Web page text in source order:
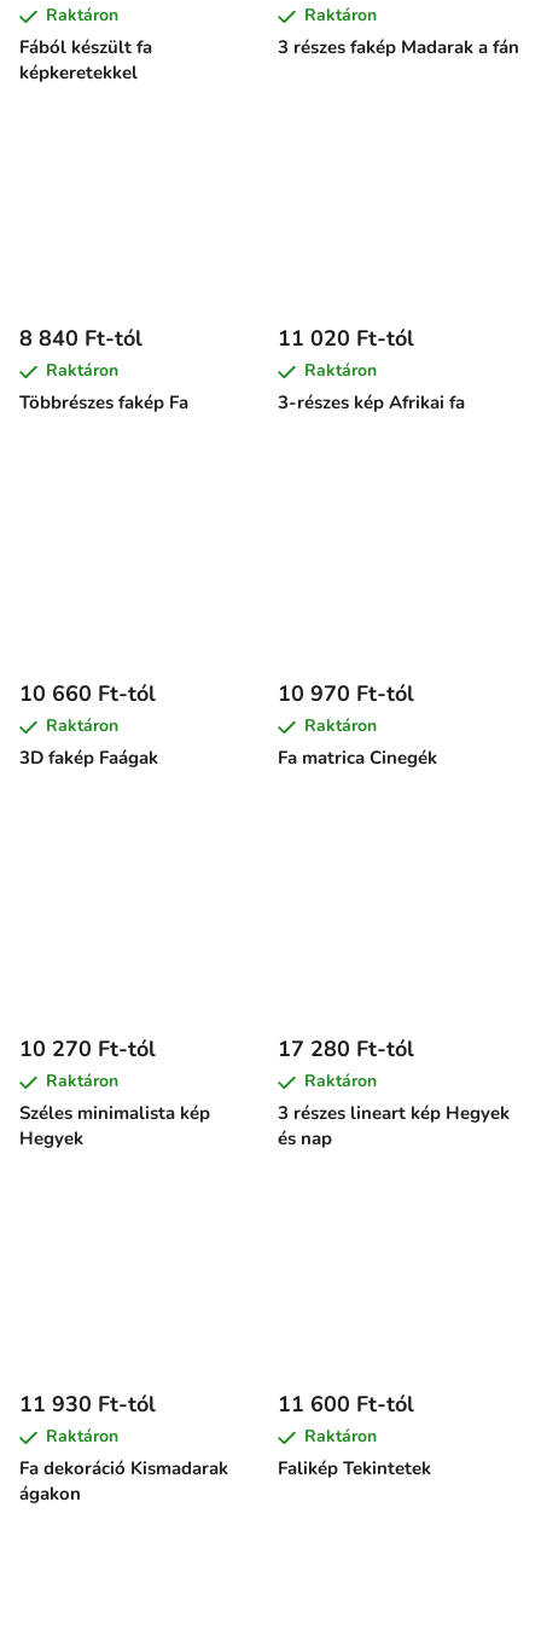
Fából készült fa
képkeretekkel
Raktáron
3 részes fakép Madarak a fán
Raktáron
Többrészes fakép Fa
8 840 Ft-tól
Raktáron
3-részes kép Afrikai fa
11 020 Ft-tól
Raktáron
3D fakép Faágak
10 660 Ft-tól
Raktáron
Fa matrica Cinegék
10 970 Ft-tól
Raktáron
Széles minimalista kép
Hegyek
10 270 Ft-tól
Raktáron
3 részes lineart kép Hegyek
és nap
17 280 Ft-tól
Raktáron
Fa dekoráció Kismadarak
ágakon
11 930 Ft-tól
Raktáron
Falikép Tekintetek
11 600 Ft-tól
Raktáron